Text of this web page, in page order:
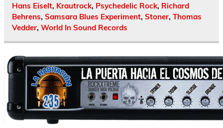
Hans Eiselt, Krautrock, Psychedelic Rock, Richard
Behrens, Samsara Blues Experiment, Stoner, Thomas
Vedder, World In Sound Records